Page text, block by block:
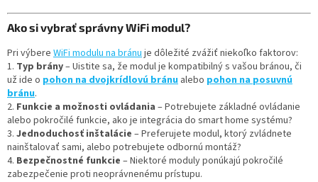
Ako si vybrať správny WiFi modul?
Pri výbere WiFi modulu na bránu je dôležité zvážiť niekoľko faktorov:
1. Typ brány– Uistite sa, že modul je kompatibilný s vašou bránou, či
už ide o pohon na dvojkrídlovú bránu alebo pohon na posuvnú
bránu.
2. Funkcie a možnosti ovládania – Potrebujete základné ovládanie
alebo pokročilé funkcie, ako je integrácia do smart home systému?
3. Jednoduchosť inštalácie – Preferujete modul, ktorý zvládnete
nainštalovať sami, alebo potrebujete odbornú montáž?
4. Bezpečnostné funkcie – Niektoré moduly ponúkajú pokročilé
zabezpečenie proti neoprávnenému prístupu.